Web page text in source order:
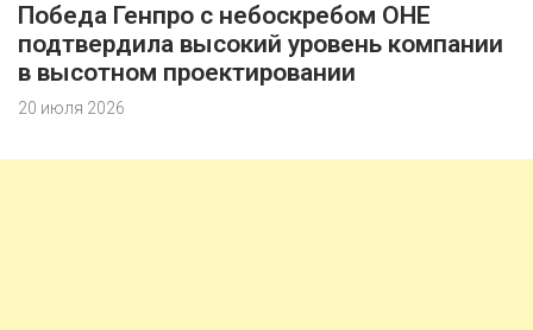
Победа Генпро с небоскребом ОНЕ
подтвердила высокий уровень компании
в высотном проектировании
20 июля 2026